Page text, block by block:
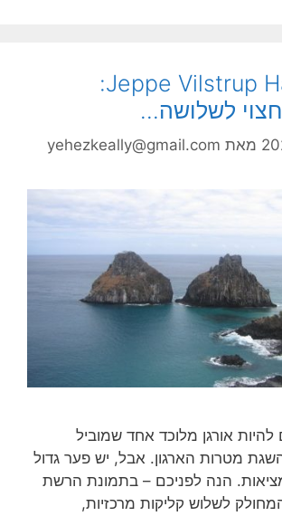
Jeppe Vilstrup Hansgaard:
לשלושה…
מאת yehezkeally@gmail.com
להיות אורגן מלוכד אחד שמוביל
מטרות הארגון. אבל, יש פער גדול
הנה לפניכם – בתמונת הרשת
לשלוש קליקות מרכזיות,